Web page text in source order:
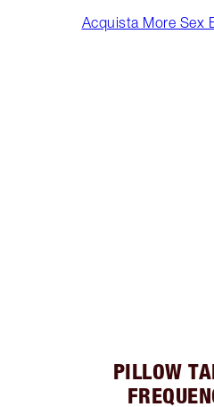
Acquista More Sex
PILLOW